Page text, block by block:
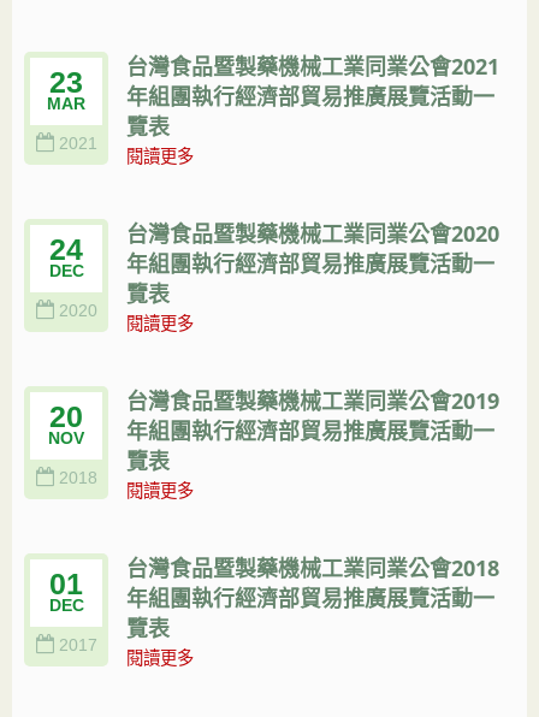
23
MAR
2021
台灣食品暨製藥機械工業同業公會2021
年組團執行經濟部貿易推廣展覽活動一
覽表
閱讀更多
24
DEC
2020
台灣食品暨製藥機械工業同業公會2020
年組團執行經濟部貿易推廣展覽活動一
覽表
閱讀更多
20
NOV
2018
台灣食品暨製藥機械工業同業公會2019
年組團執行經濟部貿易推廣展覽活動一
覽表
閱讀更多
01
DEC
2017
台灣食品暨製藥機械工業同業公會2018
年組團執行經濟部貿易推廣展覽活動一
覽表
閱讀更多